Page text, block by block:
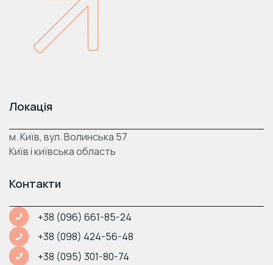
Локація
м. Київ, вул. Волинська 57
Київ і київська область
Контакти
+38 (096) 661-85-24
+38 (098) 424-56-48
+38 (095) 301-80-74